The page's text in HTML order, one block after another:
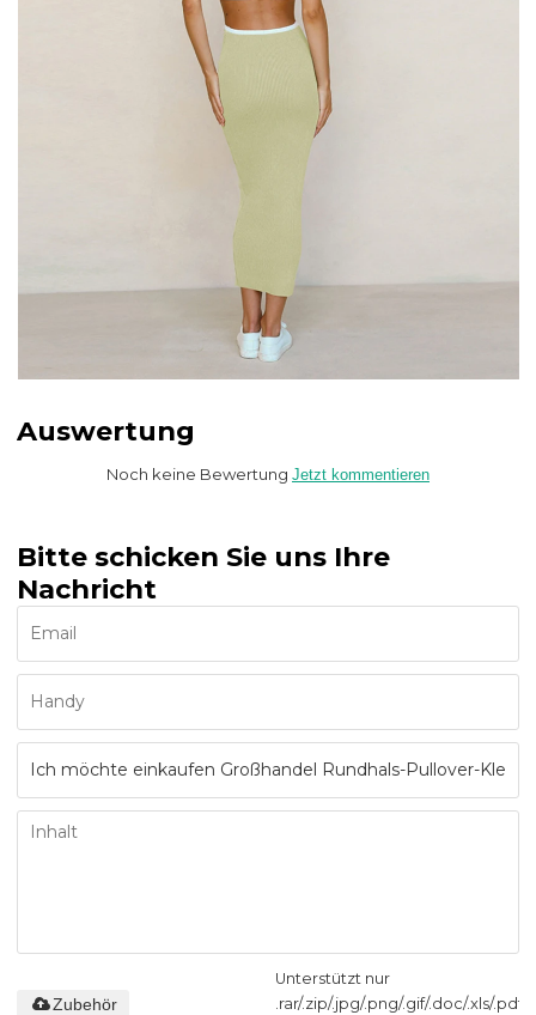
Auswertung
Noch keine Bewertung Jetzt kommentieren
Bitte schicken Sie uns Ihre
Nachricht
Unterstützt nur
.rar/.zip/.jpg/.png/.gif/.doc/.xls/.pdf,
Zubehör